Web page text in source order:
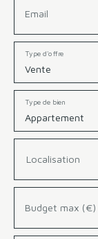
Email
Vente
Type d'offre
Appartement
Type de bien
Localisation
Budget max (€)